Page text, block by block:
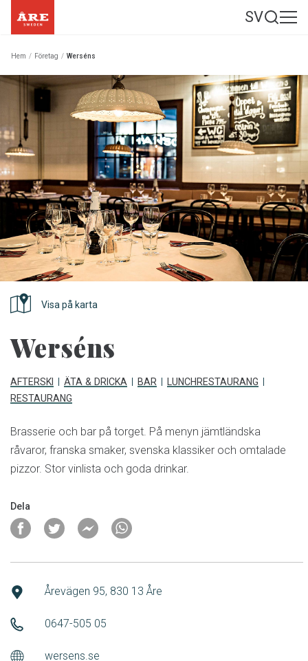
SV
Hem / Företag / Werséns
Visa på karta
Werséns
AFTERSKI ÄTA & DRICKA BAR
LUNCHRESTAURANG
RESTAURANG
Brasserie och bar på torget. På menyn jämtländska
råvaror, franska smaker, svenska klassiker och omtalade
pizzor. Stor vinlista och goda drinkar.
Dela
Årevägen 95, 830 13 Åre
0647-505 05
wersens.se